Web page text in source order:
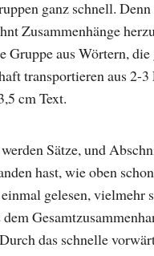
ganz schnell.
Zusammenhänge
Gruppe aus Wörtern,
transportieren aus 2-
cm Text.
Sätze, und
hast, wie oben
gelesen, vielmehr
das schnelle